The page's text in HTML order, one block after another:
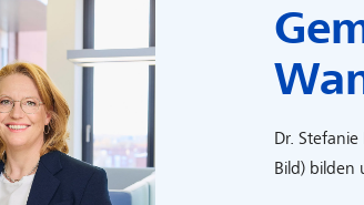
Dr.
Bild) bilden